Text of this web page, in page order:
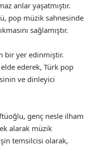
anlar yaşatmıştır.
pop müzik sahnesinde
sağlamıştır.
bir yer edinmiştir.
ederek, Türk pop
ve dinleyici
genç nesle ilham
alarak müzik
temsilcisi olarak,